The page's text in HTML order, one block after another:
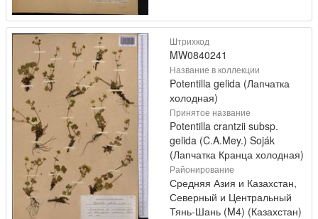
Штрихкод
MW0840241
Название в коллекции
Potentilla gelida (Лапчатка
холодная)
Принятое название
Potentilla crantzii subsp.
gelida (C.A.Mey.) Soják
(Лапчатка Кранца холодная)
Районирование
Средняя Азия и Казахстан,
Северный и Центральный
Тянь-Шань (M4) (Казахстан)